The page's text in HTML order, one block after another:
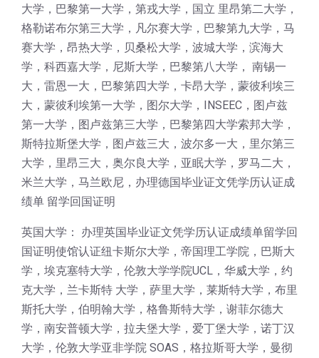
大学，巴黎第一大学，第戎大学，国立 里昂第二大学，
格勒诺布尔第三大学，凡尔赛大学，巴黎第九大学，马
赛大学，昂热大学，贝桑松大学，波城大学，滨海大
学，科西嘉大学，尼斯大学，巴黎第八大学， 南锡一
大，雷恩一大，巴黎第四大学，卡昂大学，蒙彼利埃三
大，蒙彼利埃第一大学，图尔大学，INSEEC，图卢兹
第一大学，图卢兹第三大学，巴黎第四大学索邦大学，
斯特拉斯堡大学，图卢兹三大，波尔多一大，里尔第三
大学，里昂三大，奥尔良大学，亚眠大学，罗马二大，
米兰大学，马兰欧尼，办理德国毕业证文凭学历认证成
绩单 留学回国证明
英国大学： 办理英国毕业证文凭学历认证成绩单留学回
国证明使馆认证纽卡斯尔大学，帝国理工学院，巴斯大
学，埃克塞特大学，伦敦大学学院UCL，华威大学，约
克大学，兰卡斯特 大学，萨里大学，莱斯特大学，布里
斯托大学，伯明翰大学，格鲁斯特大学，谢菲尔德大
学，南安普顿大学，拉夫堡大学，爱丁堡大学，诺丁汉
大学，伦敦大学亚非学院 SOAS，格拉斯哥大学，曼彻